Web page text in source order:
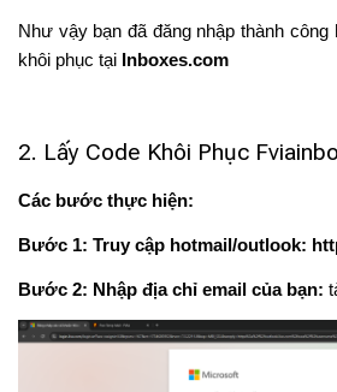
Như vậy bạn đã đăng nhập thành công
khôi phục tại Inboxes.com
2. Lấy Code Khôi Phục
Các bước thực hiện:
Bước 1: Truy cập hotmail/outlook:
Bước 2: Nhập địa chỉ email của bạn: